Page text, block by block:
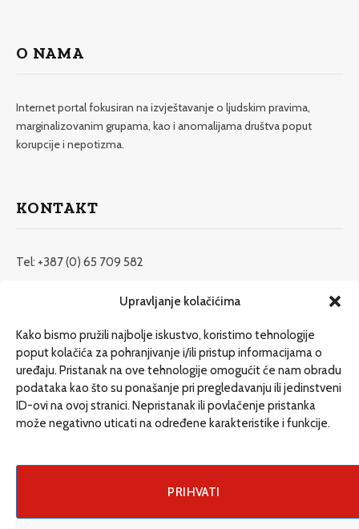
Upravljanje kolačićima
Kako bismo pružili najbolje iskustvo, koristimo tehnologije
poput kolačića za pohranjivanje i/ili pristup informacijama o
uređaju. Pristanak na ove tehnologije omogućit će nam obradu
podataka kao što su ponašanje pri pregledavanju ili jedinstveni
ID-ovi na ovoj stranici. Nepristanak ili povlačenje pristanka
može negativno uticati na određene karakteristike i funkcije.
PRIHVATI
O NAMA
Internet portal fokusiran na izvještavanje o ljudskim pravima,
marginalizovanim grupama, kao i anomalijama društva poput
korupcije i nepotizma.
KONTAKT
Tel: +387 (0) 65 709 582
redakcija@etrafika.net
Dosije
Drugi pišu
Društvo